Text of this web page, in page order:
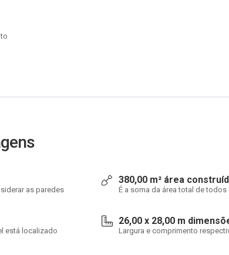
as paredes
380,00 m² área
É a soma da área total de
está localizado
26,00 x 28,00 m
Largura e comprimento